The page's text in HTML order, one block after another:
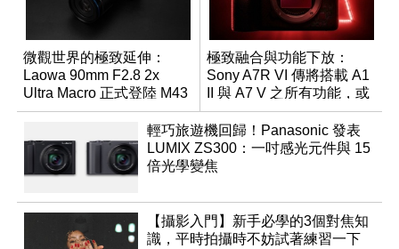
微觀世界的極致延伸：
Laowa 90mm F2.8 2x
Ultra Macro 正式登陸 M43
系統
極致融合與功能下放：
Sony A7R VI 傳將搭載 A1
II 與 A7 V 之所有功能，或
成同級最強？
輕巧旅遊機回歸！Panasonic 發表
LUMIX ZS300：一吋感光元件與 15
倍光學變焦
【攝影入門】新手必學的3個對焦知
識，平時拍攝時不妨試著練習一下